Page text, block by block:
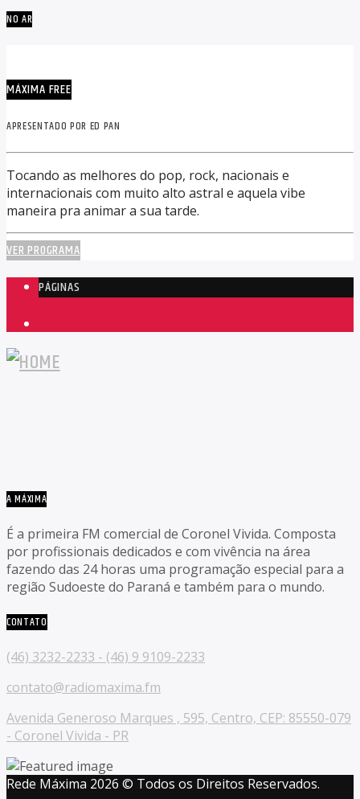
NO AR
MÁXIMA FREE
APRESENTADO POR ED PAN
Tocando as melhores do pop, rock, nacionais e
internacionais com muito alto astral e aquela vibe
maneira pra animar a sua tarde.
VER PROGRAMA
PÁGINAS
A MÁXIMA
É a primeira FM comercial de Coronel Vivida. Composta
por profissionais dedicados e com vivência na área
fazendo das 24 horas uma programação especial para a
região Sudoeste do Paraná e também para o mundo.
CONTATO
(46) 3232-2233 - (46) 9 9109-2233
contato@radiomaxima.fm
Avenida Generoso Marques , 595, Centro, CEP: 85550-079
- Coronel Vivida - PR
Rede Máxima 2026 © Todos os Direitos Reservados.